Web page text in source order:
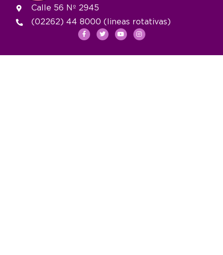
Calle 56 Nº 2945
(02262) 44 8000 (lineas rotativas)